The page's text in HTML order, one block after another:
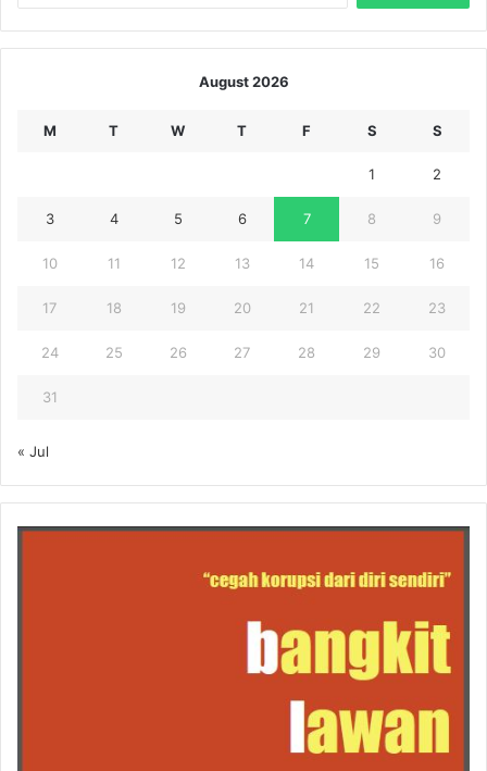
August 2026
M T W T F S S
1 2
3 4 5 6 7 8 9
10 11 12 13 14 15 16
17 18 19 20 21 22 23
24 25 26 27 28 29 30
31
« Jul